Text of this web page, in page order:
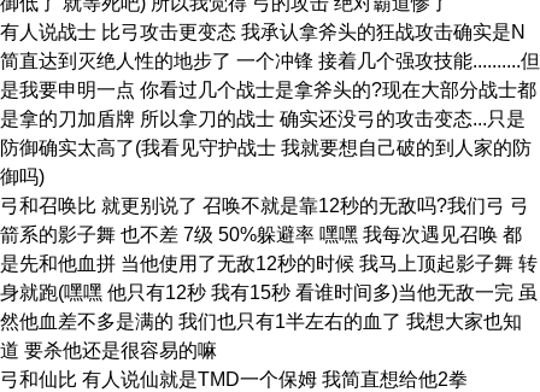
有人说战士 比弓攻击更变态 我承认拿斧头的狂战攻击确实是N
简直达到灭绝人性的地步了 一个冲锋 接着几个强攻技能..........但
是我要申明一点 你看过几个战士是拿斧头的?现在大部分战士都
是拿的刀加盾牌 所以拿刀的战士 确实还没弓的攻击变态...只是
防御确实太高了(我看见守护战士 我就要想自己破的到人家的防
御吗)
弓和召唤比 就更别说了 召唤不就是靠12秒的无敌吗?我们弓 弓
箭系的影子舞 也不差 7级 50%躲避率 嘿嘿 我每次遇见召唤 都
是先和他血拼 当他使用了无敌12秒的时候 我马上顶起影子舞 转
身就跑(嘿嘿 他只有12秒 我有15秒 看谁时间多)当他无敌一完 虽
然他血差不多是满的 我们也只有1半左右的血了 我想大家也知
道 要杀他还是很容易的嘛
弓和仙比 有人说仙就是TMD一个保姆 我简直想给他2拳